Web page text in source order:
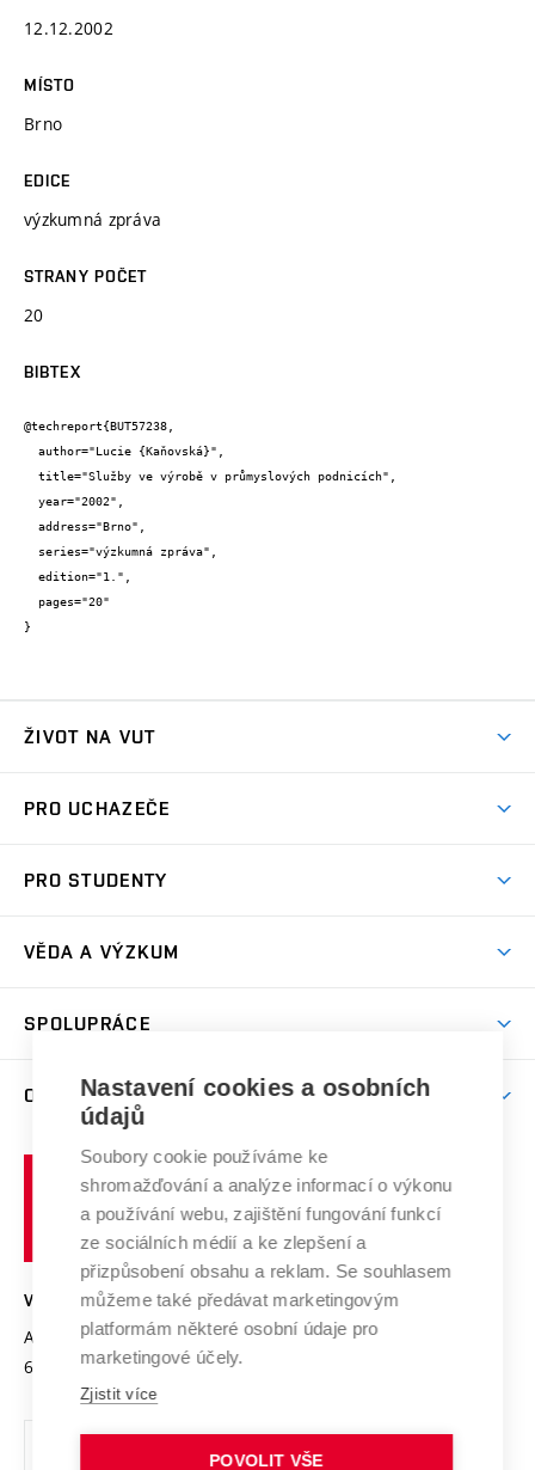
12.12.2002
MÍSTO
Brno
EDICE
výzkumná zpráva
STRANY POČET
20
BIBTEX
@techreport{BUT57238,
}
ŽIVOT NA VUT
Koleje
Sport na VUT
PRO UCHAZEČE
Dny otevřených dveří
Celoživotní vzdělávání
E-přihláška
PRO STUDENTY
Harmonogram akademického roku
Závěrečné práce
Doktorské studium
Zpracování osobních údajů studentů
Sociální bezpečí
Studium bez bariér
Podpora podnikání
VĚDA A VÝZKUM
Mezinárodní vědecká rada
Systém zajišťování kvality výzkumu
Výzkumné infrastruktury
Transfer znalostí
Open Science
Projekty
Projekty ze strukturálních fondů
Specifický výzkum
SPOLUPRÁCE
Firemní spolupráce
Zahraniční spolupráce
Spolupráce se školami
Mezinárodní dohody
Univerzitní sítě
O UNIVERZITĚ
Profil univerzity
Udržitelná univerzita
Podnikavá univerzita / ContriBUTe
Bezpečná univerzita
Vyznamenání
Organizační struktura
Ochrana osobních údajů
učení
technické
Brně
VYSOKÉ UČENÍ TECHNICKÉ V BRNĚ
Antonínská 548/1
602 00 Brno
www.vut.cz
vut@vutbr.cz
Nastavení cookies a osobních
údajů
Soubory cookie používáme ke
shromažďování a analýze informací o výkonu
a používání webu, zajištění fungování funkcí
ze sociálních médií a ke zlepšení a
přizpůsobení obsahu a reklam. Se souhlasem
můžeme také předávat marketingovým
platformám některé osobní údaje pro
marketingové účely.
Zjistit více
POVOLIT VŠE